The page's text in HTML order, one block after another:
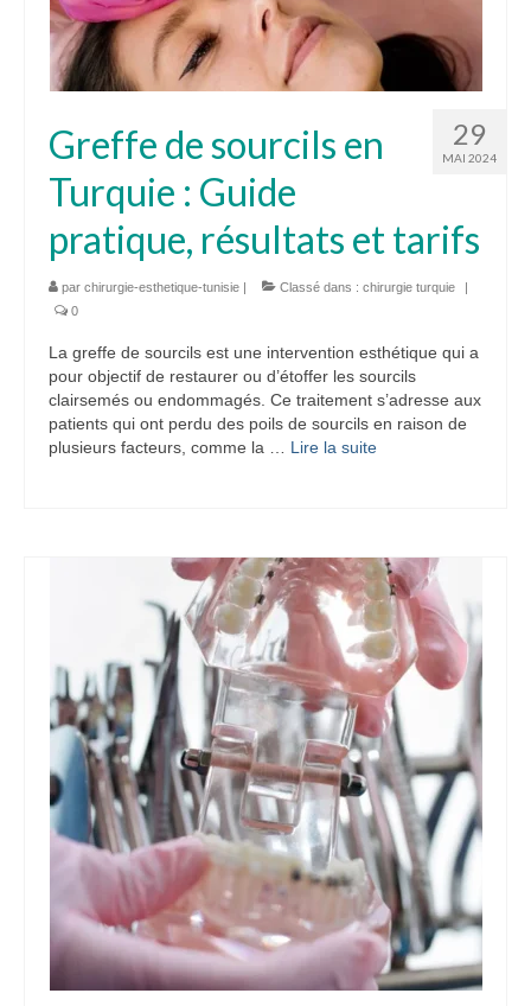
29
MAI 2024
Greffe de sourcils en
Turquie : Guide
pratique, résultats et tarifs
par chirurgie-esthetique-tunisie | Classé dans : chirurgie turquie
|
0
La greffe de sourcils est une intervention esthétique qui a
pour objectif de restaurer ou d’étoffer les sourcils
clairsemés ou endommagés. Ce traitement s’adresse aux
patients qui ont perdu des poils de sourcils en raison de
plusieurs facteurs, comme la … Lire la suite­­